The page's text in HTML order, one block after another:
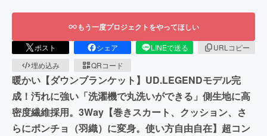
もう一度プロジェクトをやってほしい
ポスト シェア LINEで送る
URLコピー
埋め込み
QRコード
暖かい【ダウンブランケット】UD.LEGENDモデル完
成！汚れに強い「洗濯機で丸洗いができる」側生地に高
密度繊維採用。3Way【巻きスカート、クッション、さ
らにポンチョ（羽織）に変身。使い方自由自在】超コン